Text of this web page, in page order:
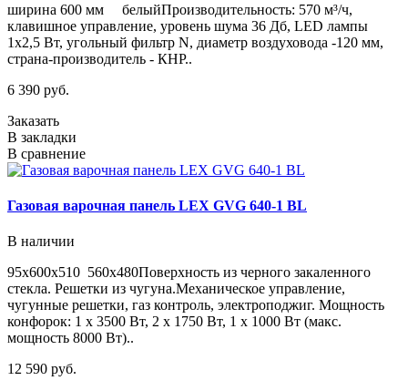
ширина 600 мм белыйПроизводительность: 570 м³/ч,
клавишное управление, уровень шума 36 Дб, LED лампы
1х2,5 Вт, угольный фильтр N, диаметр воздуховода -120 мм,
страна-производитель - КНР..
6 390 руб.
Заказать
В закладки
В сравнение
Газовая варочная панель LEX GVG 640-1 BL
В наличии
95х600х510 560х480Поверхность из черного закаленного
стекла. Решетки из чугуна.Механическое управление,
чугунные решетки, газ контроль, электроподжиг. Мощность
конфорок: 1 х 3500 Вт, 2 х 1750 Вт, 1 х 1000 Вт (макс.
мощность 8000 Вт)..
12 590 руб.